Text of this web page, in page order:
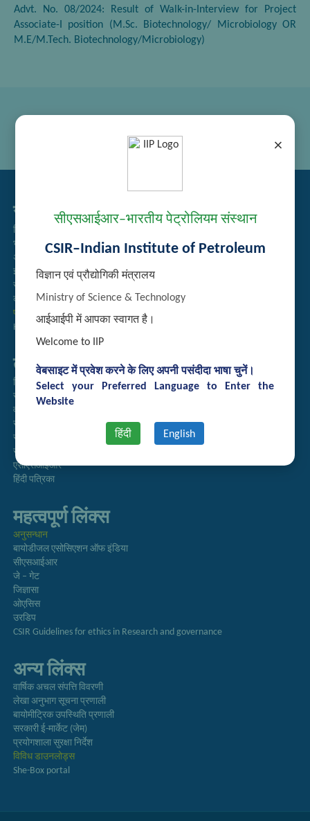
×
सीएसआईआर–भारतीय पेट्रोलियम संस्थान
CSIR–Indian Institute of Petroleum
विज्ञान एवं प्रौद्योगिकी मंत्रालय
Ministry of Science & Technology
आईआईपी में आपका स्वागत है।
Welcome to IIP
वेबसाइट में प्रवेश करने के लिए अपनी पसंदीदा भाषा चुनें।
Select your Preferred Language to Enter the
Website
हिंदी English
Advt. No. 08/2024: Result of Walk-in-Interview for Project
Associate-I position (M.Sc. Biotechnology/ Microbiology OR
M.E/M.Tech. Biotechnology/Microbiology)
सम्बद्ध लिंक्स
निविदा प्रबंधन
भर्ती
अतिथि गृह आरक्षण
इंट्रानेट
संग्रह
कर्मचारी खोज
प्रौद्योगिकी ब्रोशर
Handling of Complaints of Sexual Harassment
तुरत लिंक्स
निदेशिका
समाचारपत्र
वार्षिक प्रतिवेदन
राजभाषा अनुभाग
सूचना का अधिकार
सीएसआईआर
एसीएसआईआर
हिंदी पत्रिका
महत्वपूर्ण लिंक्स
अनुसन्धान
बायोडीजल एसोसिएशन ऑफ इंडिया
सीएसआईआर
जे – गेट
जिज्ञासा
ओएसिस
उरडिप
CSIR Guidelines for ethics in Research and governance
अन्य लिंक्स
वार्षिक अचल संपत्ति विवरणी
लेखा अनुभाग सूचना प्रणाली
बायोमीट्रिक उपस्थिति प्रणाली
सरकारी ई-मार्केट (जेम)
प्रयोगशाला सुरक्षा निर्देश
विविध डाउनलोड्स
She-Box portal